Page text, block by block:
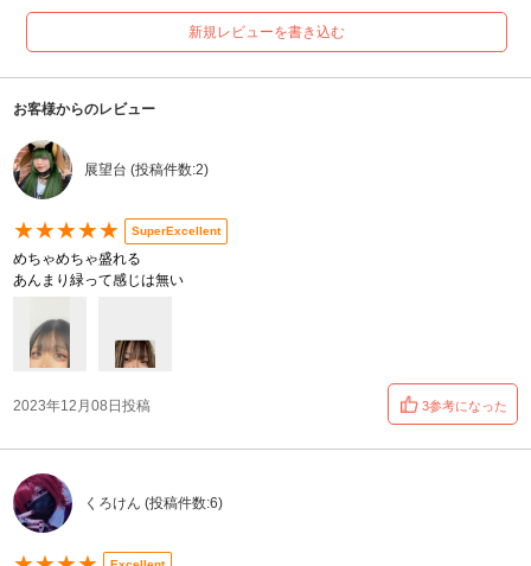
新規レビューを書き込む
お客様からのレビュー
展望台 (投稿件数:2)
★★★★★ SuperExcellent
めちゃめちゃ盛れる
あんまり緑って感じは無い
2023年12月08日投稿 3参考になった
くろけん (投稿件数:6)